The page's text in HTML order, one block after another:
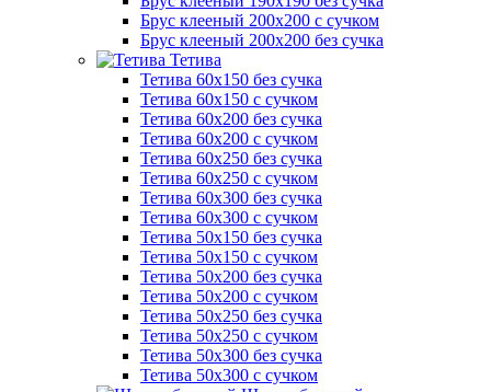
Брус клееный 200х200 с сучком
Брус клееный 200х200 без сучка
Тетива
Тетива 60х150 без сучка
Тетива 60х150 с сучком
Тетива 60х200 без сучка
Тетива 60х200 с сучком
Тетива 60х250 без сучка
Тетива 60х250 с сучком
Тетива 60х300 без сучка
Тетива 60х300 с сучком
Тетива 50х150 без сучка
Тетива 50х150 с сучком
Тетива 50х200 без сучка
Тетива 50х200 с сучком
Тетива 50х250 без сучка
Тетива 50х250 с сучком
Тетива 50х300 без сучка
Тетива 50х300 с сучком